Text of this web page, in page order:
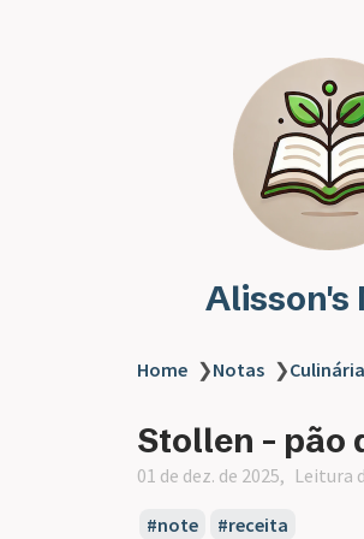
Alisson's
Home ❯Notas ❯Culinária
Stollen - pão
01 de dez. de 2025 Leitura
note receita